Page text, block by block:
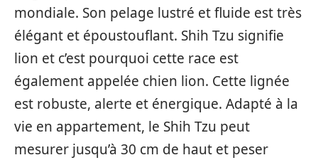
mondiale. Son pelage lustré et fluide est très
élégant et époustouflant. Shih Tzu signifie
lion et c’est pourquoi cette race est
également appelée chien lion. Cette lignée
est robuste, alerte et énergique. Adapté à la
vie en appartement, le Shih Tzu peut
mesurer jusqu’à 30 cm de haut et peser